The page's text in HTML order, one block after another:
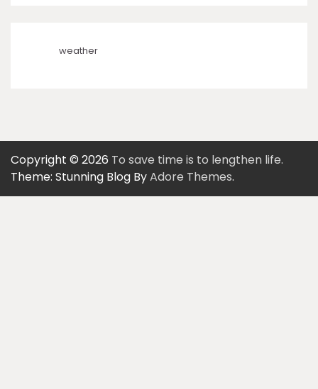
weather
Copyright © 2026 To save time is to lengthen life.
Theme: Stunning Blog ByAdore Themes.